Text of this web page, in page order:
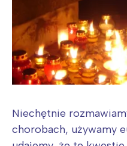
Niechętnie
chorobach, używamy